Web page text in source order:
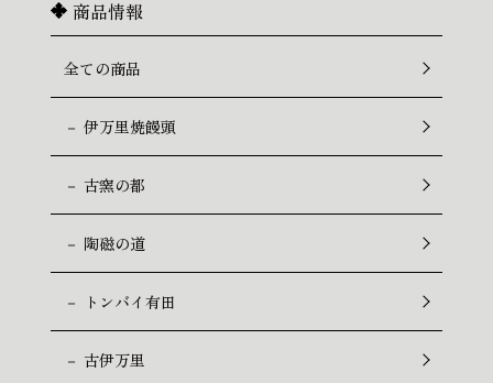
商品情報
全ての商品
－ 伊万里焼饅頭
－ 古窯の都
－ 陶磁の道
－ トンバイ有田
－ 古伊万里